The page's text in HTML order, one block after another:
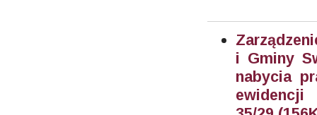
i Gminy
nabycia